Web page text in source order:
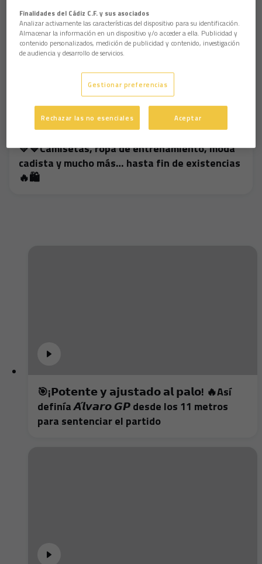
💛💙Camisetas, ropa de entrenamiento, moda
cadista y mucho más… hasta fin de existencias
🔥🛍️
🎯¡𝗣𝗼𝘁𝗲𝗻𝘁𝗲 𝘆 𝗮𝗷𝘂𝘀𝘁𝗮𝗱𝗼 𝗮𝗹 𝗽𝗮𝗹𝗼! 🔥Así
definía 𝘼́𝙡𝙫𝙖𝙧𝙤 𝙂𝙋 desde los 11 metros
para sentenciar el partido
Finalidades del Cádiz C.F. y sus asociados
Analizar activamente las características del dispositivo para su identificación.
Almacenar la información en un dispositivo y/o acceder a ella. Publicidad y
contenido personalizados, medición de publicidad y contenido, investigación
de audiencia y desarrollo de servicios.
Gestionar preferencias
Rechazar las no esenciales Aceptar